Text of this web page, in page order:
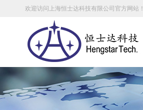
欢迎访问上海恒士达科技有限公司官方网站！